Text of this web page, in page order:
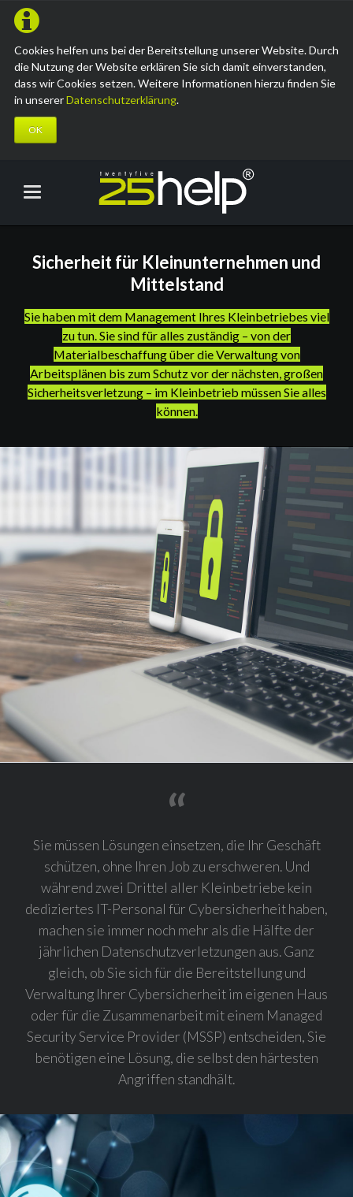
Cookies helfen uns bei der Bereitstellung unserer Website. Durch
die Nutzung der Website erklären Sie sich damit einverstanden,
dass wir Cookies setzen. Weitere Informationen hierzu finden Sie
in unsererDatenschutzerklärung.
OK
Sicherheit für Kleinunternehmen und
Mittelstand
Sie haben mit dem Management Ihres Kleinbetriebes viel
zu tun. Sie sind für alles zuständig – von der
Materialbeschaffung über die Verwaltung von
Arbeitsplänen bis zum Schutz vor der nächsten, großen
Sicherheitsverletzung – im Kleinbetrieb müssen Sie alles
können.
Sie müssen Lösungen einsetzen, die Ihr Geschäft
schützen, ohne Ihren Job zu erschweren. Und
während zwei Drittel aller Kleinbetriebe kein
dediziertes IT-Personal für Cybersicherheit haben,
machen sie immer noch mehr als die Hälfte der
jährlichen Datenschutzverletzungen aus. Ganz
gleich, ob Sie sich für die Bereitstellung und
Verwaltung Ihrer Cybersicherheit im eigenen Haus
oder für die Zusammenarbeit mit einem Managed
Security Service Provider (MSSP) entscheiden, Sie
benötigen eine Lösung, die selbst den härtesten
Angriffen standhält.